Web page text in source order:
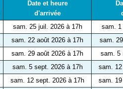
Date et heure
d'arrivée
sam. 25 juil. 2026 à 17h
sam. 1
sam. 22 août 2026 à 17h
sam.
sam. 29 août 2026 à 17h
sam. 5
sam. 5 sept. 2026 à 17h
sam.
sam. 12 sept. 2026 à 17h
sam.